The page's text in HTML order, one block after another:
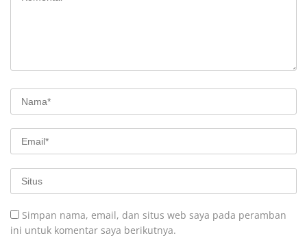
Simpan nama, email, dan situs web saya pada peramban
ini untuk komentar saya berikutnya.